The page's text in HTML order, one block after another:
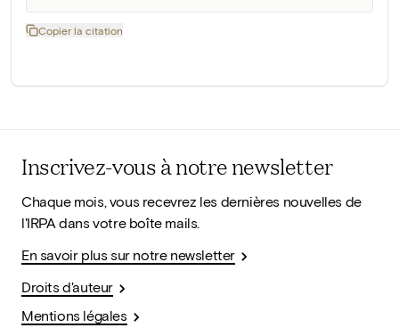
Copier la citation
Inscrivez-vous à notre newsletter
Chaque mois, vous recevrez les dernières nouvelles de
l'IRPA dans votre boîte mails.
En savoir plus sur notre newsletter
Droits d'auteur
Mentions légales